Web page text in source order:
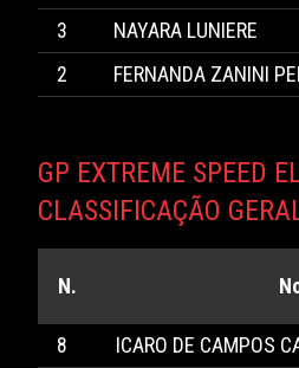
3
NAYARA LUNIERE
2
FERNANDA ZANINI
GP EXTREME SPEED
CLASSIFICAÇÃO
N.
8
ICARO DE CAMPOS